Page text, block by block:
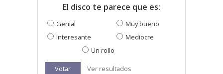
El disco te parece que es:
Genial
Muy bueno
Interesante
Mediocre
Un rollo
Votar Ver resultados